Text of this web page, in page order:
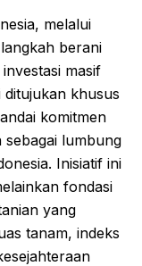
melalui
berani
masif
ditujukan khusus
komitmen
sebagai lumbung
Inisiatif ini
fondasi
yang
tanam, indeks